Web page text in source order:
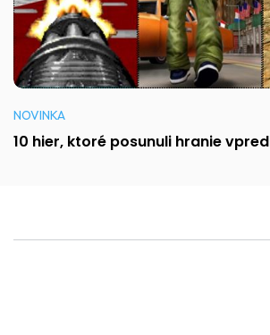
NOVINKA
10 hier, ktoré posunuli hranie vpred